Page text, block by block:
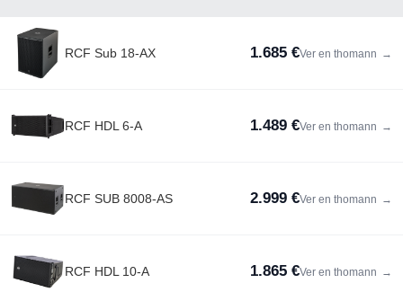
RCF Sub 18-AX 1.685 €Ver en thomann →
RCF HDL 6-A 1.489 €Ver en thomann →
RCF SUB 8008-AS 2.999 €Ver en thomann →
RCF HDL 10-A 1.865 €Ver en thomann →